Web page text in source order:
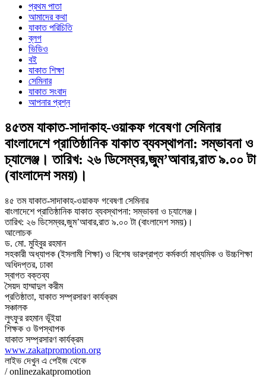
প্রথম পাতা
আমাদের কথা
যাকাত পরিচিতি
ব্লগ
ভিডিও
বই
যাকাত শিক্ষা
সেমিনার
যাকাত সংবাদ
আপনার প্রশ্ন
৪৫তম যাকাত-সাদাকাহ-ওয়াকফ গবেষণা সেমিনার
বাংলাদেশে প্রাতিষ্ঠানিক যাকাত ব্যবস্থাপনা: সম্ভাবনা ও
চ্যালেঞ্জ। তারিখ: ২৬ ডিসেম্বর,জুম’আবার,রাত ৯.০০ টা
(বাংলাদেশ সময়)।
৪৫ তম যাকাত-সাদাকাহ-ওয়াকফ গবেষণা সেমিনার
বাংলাদেশে প্রাতিষ্ঠানিক যাকাত ব্যবস্থাপনা: সম্ভাবনা ও চ্যালেঞ্জ।
তারিখ: ২৬ ডিসেম্বর,জুম’আবার,রাত ৯.০০ টা (বাংলাদেশ সময়)।
আলোচক
ড. মো. মুহিবুর রহমান
সহকারী অধ্যাপক (ইসলামী শিক্ষা) ও বিশেষ ভারপ্রাপ্ত কর্মকর্তা মাধ্যমিক ও উচ্চশিক্ষা
অধিদপ্তর, ঢাকা
স্বাগত বক্তব্য
সৈয়দ হাম্মাদুল করীম
প্রতিষ্ঠাতা, যাকাত সম্প্রসারণ কার্যক্রম
সঞ্চালক
লুৎফুর রহমান ভূঁইয়া
শিক্ষক ও উপস্থাপক
যাকাত সম্প্রসারণ কার্যক্রম
www.zakatpromotion.org
লাইভ দেখুন এ পেইজ থেকে
/ onlinezakatpromotion